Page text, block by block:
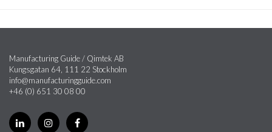
Manufacturing Guide / Qimtek AB
Kungsgatan 64, 111 22 Stockholm
info@manufacturingguide.com
+46 (0) 651 30 08 00